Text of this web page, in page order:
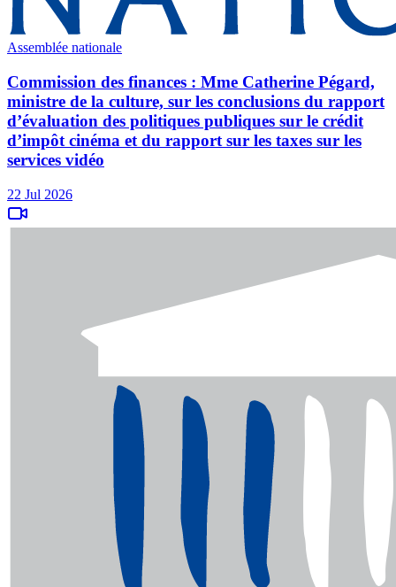
Assemblée nationale
Commission des finances : Mme Catherine Pégard,
ministre de la culture, sur les conclusions du rapport
d’évaluation des politiques publiques sur le crédit
d’impôt cinéma et du rapport sur les taxes sur les
services vidéo
22 Jul 2026